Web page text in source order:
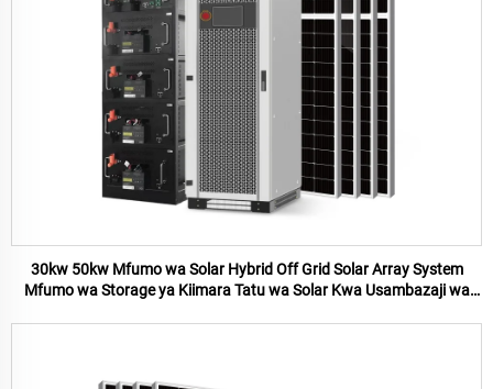
30kw 50kw Mfumo wa Solar Hybrid Off Grid Solar Array System
Mfumo wa Storage ya Kiimara Tatu wa Solar Kwa Usambazaji wa